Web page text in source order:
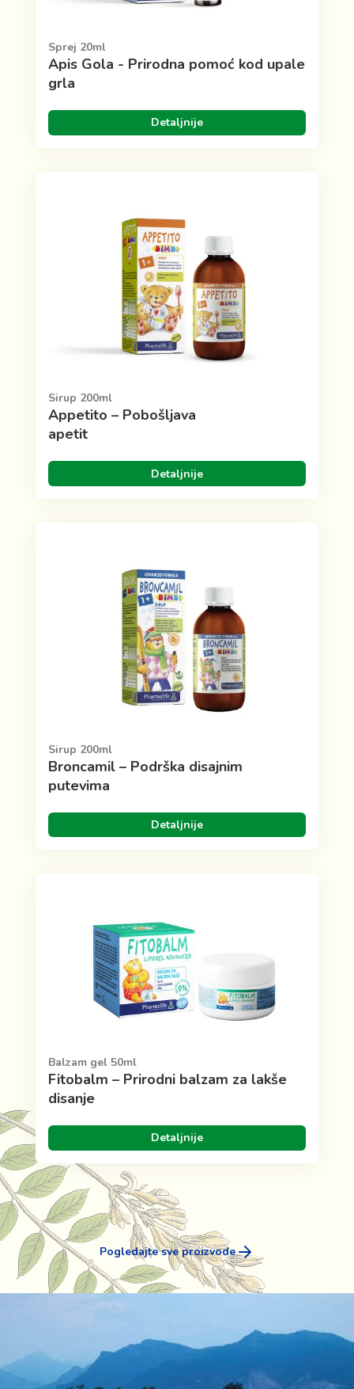
Sprej 20ml
Apis Gola - Prirodna pomoć kod upale
grla
Detaljnije
Sirup 200ml
Appetito – Pobošljava
apetit
Detaljnije
Sirup 200ml
Broncamil – Podrška disajnim
putevima
Detaljnije
Balzam gel 50ml
Fitobalm – Prirodni balzam za lakše
disanje
Detaljnije
Pogledajte sve proizvode